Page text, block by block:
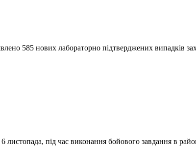
585 нових лабораторно підтверджених випадків
листопада, під час виконання бойового завдання в